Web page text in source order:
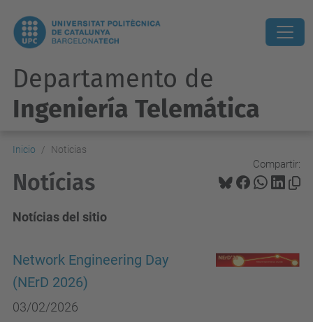
Departamento de
Ingeniería Telemática
Inicio Noticias
Compartir:
Notícias
Notícias del sitio
Network Engineering Day
(NErD 2026)
03/02/2026